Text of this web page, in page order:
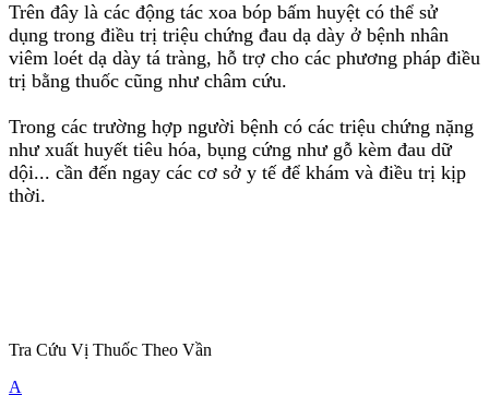
Trên đây là các động tác xoa bóp bấm huyệt có thể sử
dụng trong điều trị triệu chứng đau dạ dày ở bệnh nhân
viêm loét dạ dày tá tràng, hỗ trợ cho các phương pháp điều
trị bằng thuốc cũng như châm cứu.
Trong các trường hợp người bệnh có các triệu chứng nặng
như xuất huyết tiêu hóa, bụng cứng như gỗ kèm đau dữ
dội... cần đến ngay các cơ sở y tế để khám và điều trị kịp
thời.
Tra Cứu Vị Thuốc Theo Vần
A